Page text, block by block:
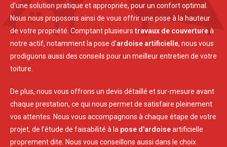
d’une solution pratique et appropriée, pour un confort optimal.
Nous nous proposons ainsi de vous offrir une pose à la hauteur
de votre propriété. Comptant plusieurstravaux de couvertureà
notre actif, notamment la pose d’ardoise artificielle, nous vous
prodiguons aussi des conseils pour un meilleur entretien de votre
toiture.
De plus, nous vous offrons un devis détaillé et sur-mesure avant
chaque prestation, ce qui nous permet de satisfaire pleinement
vos attentes. Nous vous accompagnons à chaque étape de votre
projet, de l’étude de faisabilité à la pose d’ardoiseartificielle
proprement dite. Nous vous conseillons aussi dans le choix